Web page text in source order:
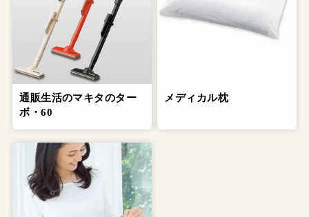
通販生活のマキタのター
ボ・60
メディカル枕